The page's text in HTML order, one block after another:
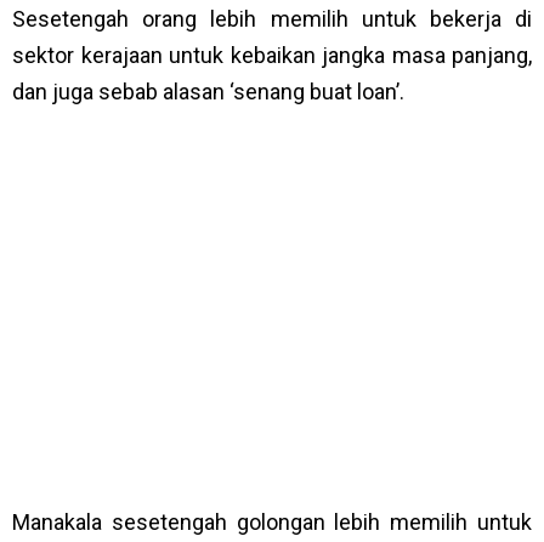
Sesetengah orang lebih memilih untuk bekerja di
sektor kerajaan untuk kebaikan jangka masa panjang,
dan juga sebab alasan ‘senang buat loan’.
Manakala sesetengah golongan lebih memilih untuk